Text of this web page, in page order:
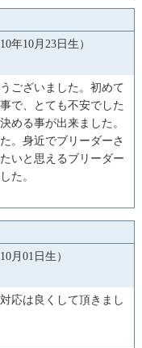
年10月23日生）
ございました。初めて
で、とても不安でした
める事が出来ました。
。身近でブリーダーさ
いと思えるブリーダー
た。
月01日生）
応は良くして頂きまし